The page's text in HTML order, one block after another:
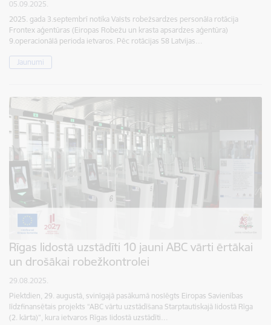
05.09.2025.
2025. gada 3.septembrī notika Valsts robežsardzes personāla rotācija
Frontex aģentūras (Eiropas Robežu un krasta apsardzes aģentūra)
9.operacionālā perioda ietvaros. Pēc rotācijas 58 Latvijas…
Jaunumi
Rīgas lidostā uzstādīti 10 jauni ABC vārti ērtākai
un drošākai robežkontrolei
29.08.2025.
Piektdien, 29. augustā, svinīgajā pasākumā noslēgts Eiropas Savienības
līdzfinansētais projekts “ABC vārtu uzstādīšana Starptautiskajā lidostā Rīga
(2. kārta)”, kura ietvaros Rīgas lidostā uzstādīti…